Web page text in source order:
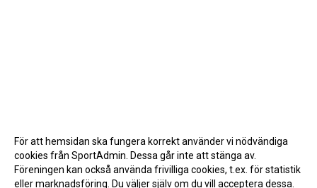
För att hemsidan ska fungera korrekt använder vi nödvändiga
cookies från SportAdmin. Dessa går inte att stänga av.
Föreningen kan också använda frivilliga cookies, t.ex. för statistik
eller marknadsföring. Du väljer själv om du vill acceptera dessa.